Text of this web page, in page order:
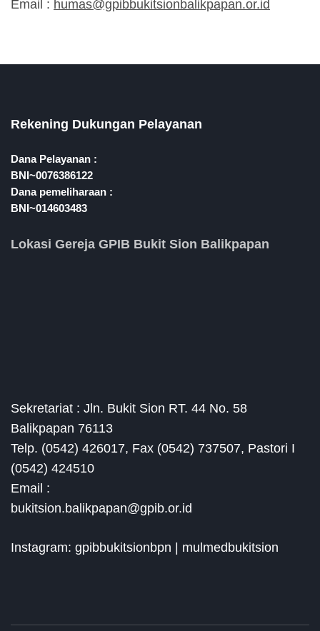
Email : humas@gpibbukitsionbalikpapan.or.id
Rekening Dukungan Pelayanan
Dana Pelayanan :
BNI~0076386122
Dana pemeliharaan :
BNI~014603483
Lokasi Gereja GPIB Bukit Sion Balikpapan
Sekretariat : Jln. Bukit Sion RT. 44 No. 58
Balikpapan 76113
Telp. (0542) 426017, Fax (0542) 737507, Pastori I
(0542) 424510
Email :
bukitsion.balikpapan@gpib.or.id
Instagram: gpibbukitsionbpn | mulmedbukitsion